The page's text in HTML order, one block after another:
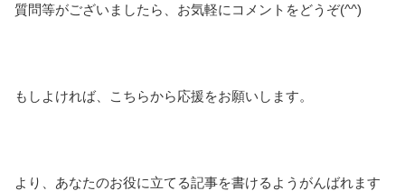
質問等がございましたら、お気軽にコメントをどうぞ(^^)
もしよければ、こちらから応援をお願いします。
より、あなたのお役に立てる記事を書けるようがんばれます